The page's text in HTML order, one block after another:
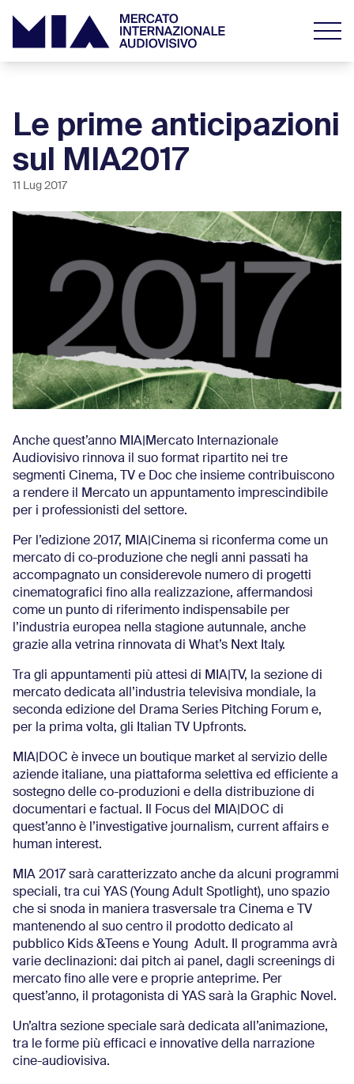
Le prime anticipazioni
sul MIA2017
11 Lug 2017
Anche quest’anno MIA|Mercato Internazionale
Audiovisivo rinnova il suo format ripartito nei tre
segmenti Cinema, TV e Doc che insieme contribuiscono
a rendere il Mercato un appuntamento imprescindibile
per i professionisti del settore.
Per l’edizione 2017, MIA|Cinema si riconferma come un
mercato di co-produzione che negli anni passati ha
accompagnato un considerevole numero di progetti
cinematografici fino alla realizzazione, affermandosi
come un punto di riferimento indispensabile per
l’industria europea nella stagione autunnale, anche
grazie alla vetrina rinnovata di What’s Next Italy.
Tra gli appuntamenti più attesi di MIA|TV, la sezione di
mercato dedicata all’industria televisiva mondiale, la
seconda edizione del Drama Series Pitching Forum e,
per la prima volta, gli Italian TV Upfronts.
MIA|DOC è invece un boutique market al servizio delle
aziende italiane, una piattaforma selettiva ed efficiente a
sostegno delle co-produzioni e della distribuzione di
documentari e factual. Il Focus del MIA|DOC di
quest’anno è l’investigative journalism, current affairs e
human interest.
MIA 2017 sarà caratterizzato anche da alcuni programmi
speciali, tra cui YAS (Young Adult Spotlight), uno spazio
che si snoda in maniera trasversale tra Cinema e TV
mantenendo al suo centro il prodotto dedicato al
pubblico Kids &Teens e Young Adult. Il programma avrà
varie declinazioni: dai pitch ai panel, dagli screenings di
mercato fino alle vere e proprie anteprime. Per
quest’anno, il protagonista di YAS sarà la Graphic Novel.
Un’altra sezione speciale sarà dedicata all’animazione,
tra le forme più efficaci e innovative della narrazione
cine-audiovisiva.